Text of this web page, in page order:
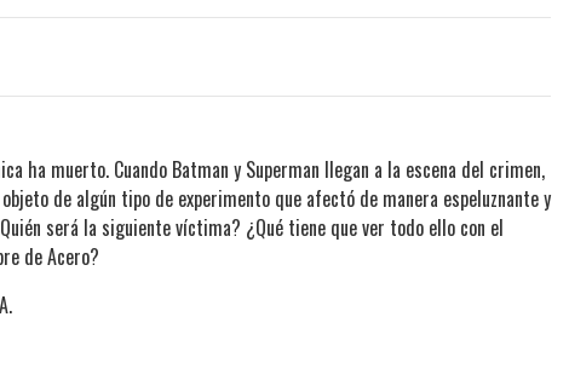
ha muerto. Cuando Batman y Superman llegan a la escena del crimen,
de algún tipo de experimento que afectó de manera espeluznante y
será la siguiente víctima? ¿Qué tiene que ver todo ello con el
de Acero?